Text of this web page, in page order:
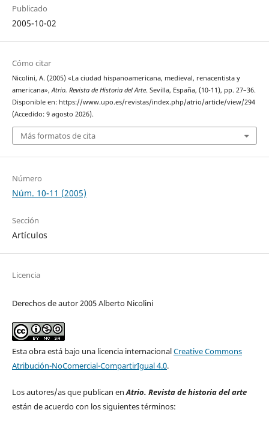
Publicado
2005-10-02
Cómo citar
Nicolini, A. (2005) «La ciudad hispanoamericana, medieval, renacentista y
americana»,Atrio. Revista de Historia del Arte. Sevilla, España, (10-11), pp. 27–36.
Disponible en: https://www.upo.es/revistas/index.php/atrio/article/view/294
(Accedido: 9 agosto 2026).
Más formatos de cita
Número
Núm. 10-11 (2005)
Sección
Artículos
Licencia
Derechos de autor 2005 Alberto Nicolini
Esta obra está bajo una licencia internacionalCreative Commons
Atribución-NoComercial-CompartirIgual 4.0.
Los autores/as que publican enAtrio. Revista de historia del arte
están de acuerdo con los siguientes términos: